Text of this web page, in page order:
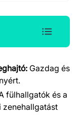
Gazdag és
fülhallgatók és a
zenehallgatást